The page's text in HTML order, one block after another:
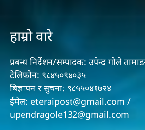
हाम्रो वारे
प्रबन्ध निर्देशन/सम्पादक: उपेन्द्र गोले तामाङ
टेलिफोन: ९८४५०९४०३५
बिज्ञापन र सुचना: ९८५५०४१७२४
ईमेल: eteraipost@gmail.com /
upendragole132@gmail.com